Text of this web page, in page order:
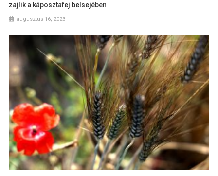
zajlik a káposztafej belsejében
augusztus 16, 2023